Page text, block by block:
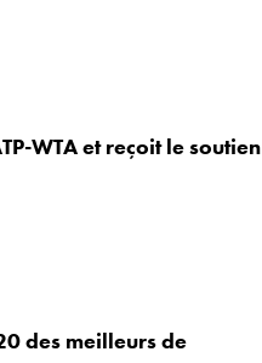
WTA et reçoit le soutien
des meilleurs de